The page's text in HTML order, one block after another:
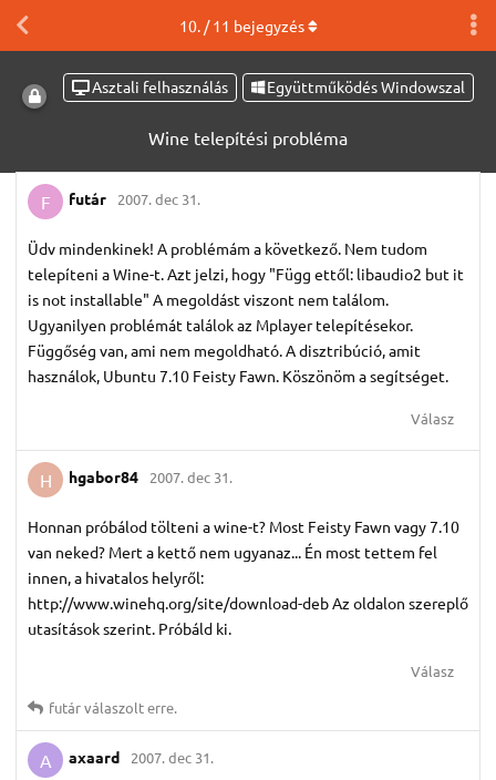
Asztali felhasználás Együttműködés Windowszal
Wine telepítési probléma
10. /11 bejegyzés
F futár 2007. dec 31.
Üdv mindenkinek! A problémám a következő. Nem tudom
telepíteni a Wine-t. Azt jelzi, hogy "Függ ettől: libaudio2 but it
is not installable" A megoldást viszont nem találom.
Ugyanilyen problémát találok az Mplayer telepítésekor.
Függőség van, ami nem megoldható. A disztribúció, amit
használok, Ubuntu 7.10 Feisty Fawn. Köszönöm a segítséget.
Válasz
H hgabor84 2007. dec 31.
Honnan próbálod tölteni a wine-t? Most Feisty Fawn vagy 7.10
van neked? Mert a kettő nem ugyanaz... Én most tettem fel
innen, a hivatalos helyről:
http://www.winehq.org/site/download-deb Az oldalon szereplő
utasítások szerint. Próbáld ki.
Válasz
futárválaszolt erre.
A axaard 2007. dec 31.